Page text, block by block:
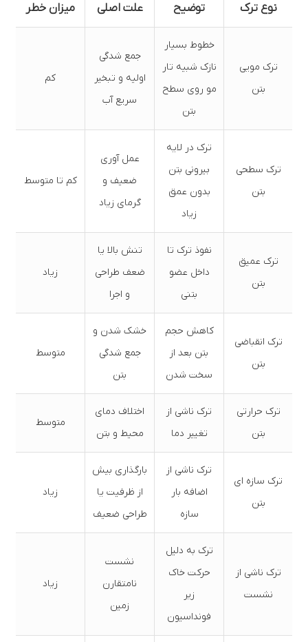
نوع ترک توضیح علت اصلی میزان خطر
ترک مویی
بتن
خطوط بسیار
نازک شبیه تار
مو روی سطح
بتن
جمع شدگی
اولیه و تبخیر
سریع آب
کم
ترک سطحی
بتن
ترک در لایه
بیرونی بتن
بدون عمق
زیاد
عمل آوری
ضعیف و
گرمای زیاد
کم تا متوسط
ترک عمیق
بتن
نفوذ ترک تا
داخل عضو
بتنی
تنش بالا یا
ضعف طراحی
و اجرا
زیاد
ترک انقباضی
بتن
کاهش حجم
بتن بعد از
سخت شدن
خشک شدن و
جمع شدگی
بتن
متوسط
ترک حرارتی
بتن
ترک ناشی از
تغییر دما
اختلاف دمای
محیط و بتن
متوسط
ترک سازه ای
بتن
ترک ناشی از
اضافه بار
سازه
بارگذاری بیش
از ظرفیت یا
طراحی ضعیف
زیاد
ترک ناشی از
نشست
ترک به دلیل
حرکت خاک
زیر
فونداسیون
نشست
نامتقارن
زمین
زیاد